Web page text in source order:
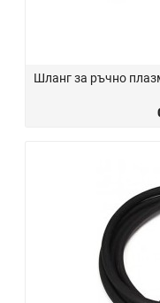
Шланг за ръчно